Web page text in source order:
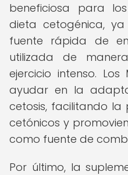
beneficiosa para
dieta cetogénica,
fuente rápida de
utilizada de
ejercicio intenso.
ayudar en la
cetosis, facilitando
cetónicos y
como fuente de
Por último, la